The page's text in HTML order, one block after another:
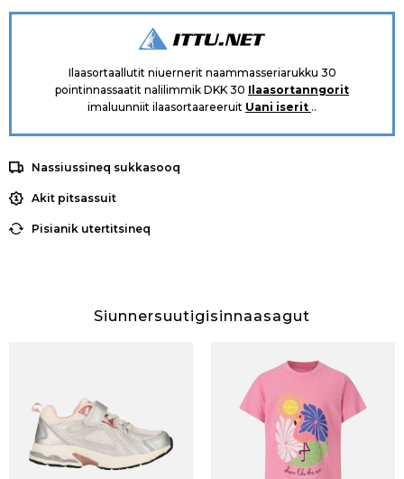
Ilaasortaallutit niuernerit naammasseriarukku 30
pointinnassaatit nalilimmik DKK 30 Ilaasortanngorit
imaluunniit ilaasortaareeruit Uani iserit ..
Nassiussineq sukkasooq
Akit pitsassuit
Pisianik utertitsineq
Siunnersuutigisinnaasagut